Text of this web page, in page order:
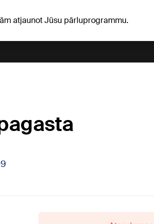
atjaunot Jūsu pārluprogrammu.